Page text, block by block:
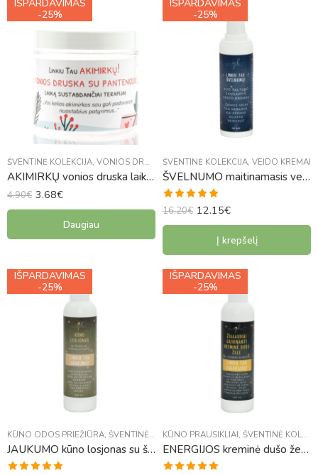
IŠPARDUOTA
IŠPARDAVIMAS
-25%
ŠVENTINĖ KOLEKCIJA, VONIOS DRUSKOS
AKIMIRKŲ vonios druska laiką sustabdančiai terapijai
4.90€ 3.68€
Daugiau
IŠPARDAVIMAS
-25%
ŠVENTINĖ KOLEKCIJA, VEIDO KREMAI
ŠVELNUMO maitinamasis veido kremas
Įvertinimas:
4.91iš 5
16.20€ 12.15€
Į krepšelį
IŠPARDAVIMAS
-25%
KŪNO ODOS PRIEŽIŪRA, ŠVENTINĖ KOLEKCIJA
JAUKUMO kūno losjonas su šilku ir mangų sviestu
IŠPARDAVIMAS
-25%
KŪNO PRAUSIKLIAI, ŠVENTINĖ KOLEKCIJA
ENERGIJOS kreminė dušo želė su jojobos aliejumi